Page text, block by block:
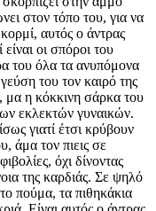
στον τόπο του, για να
αυτός ο άντρας
οι σπόροι του
του όλα τα ανυπόμονα
του τον καιρό της
μα η κόκκινη σάρκα του
εκλεκτών γυναικών.
γιατί έτσι κρύβουν
άμα τον πιεις σε
όχι δίνοντας
της καρδιάς. Σε ψηλό
πούμα, τα πιθηκάκια